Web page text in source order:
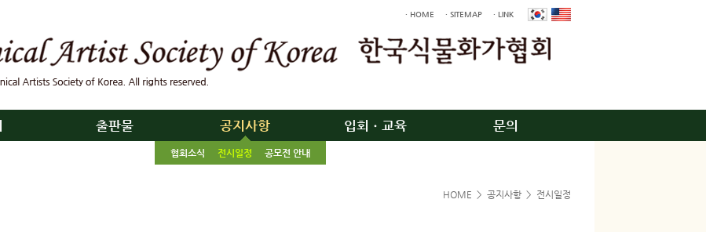
· HOME · SITEMAP · LINK
출판물 공지사항
협회소식 전시일정 공모전 안내
입회ㆍ교육 문의
HOME > 공지사항 > 전시일정